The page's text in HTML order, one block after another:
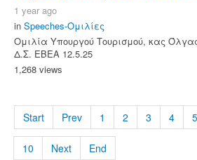
1 year ago
in Speeches-Ομιλίες
Ομιλία Υπουργού Τουρισμού, κας
Δ.Σ. ΕΒΕΑ 12.5.25
1,268 views
Start Prev 1 2 3 4 5
10 Next End